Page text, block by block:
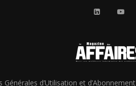
Générales d’Utilisation et d’Abonnement